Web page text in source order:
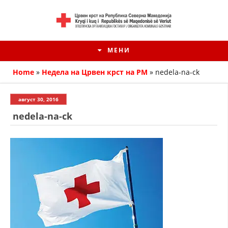
МЕНИ
HISTORIA E KRYQIT TË KUQ
ИСТОРИЈАТ НА ДВИЖЕЊЕТО
Home » Недела на Црвен крст на РМ » nedela-na-ck
август 30, 2016
nedela-na-ck